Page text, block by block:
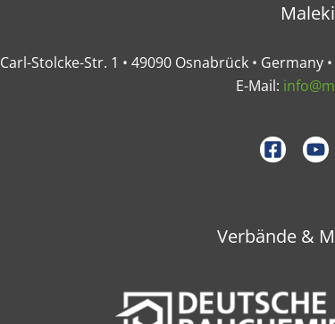
Carl-Stolcke-Str. 1 • 49090 Osnabrück • Germany
E-Mail:
Verbände &